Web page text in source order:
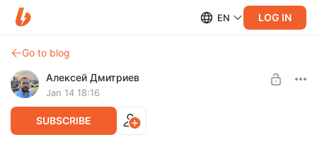
EN LOG IN
Go to blog
Алексей Дмитриев
Jan 14 18:16
SUBSCRIBE